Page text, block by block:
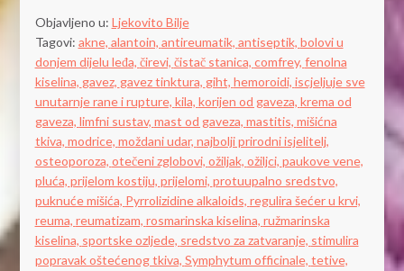
Objavljeno u: Ljekovito Bilje
Tagovi: akne, alantoin, antireumatik, antiseptik, bolovi u
donjem dijelu leđa, čirevi, čistač stanica, comfrey, fenolna
kiselina, gavez, gavez tinktura, giht, hemoroidi, iscjeljuje sve
unutarnje rane i rupture, kila, korijen od gaveza, krema od
gaveza, limfni sustav, mast od gaveza, mastitis, mišićna
tkiva, modrice, moždani udar, najbolji prirodni isjelitelj,
osteoporoza, otečeni zglobovi, ožiljak, ožiljci, paukove vene,
pluća, prijelom kostiju, prijelomi, protuupalno sredstvo,
puknuće mišića, Pyrrolizidine alkaloids, regulira šećer u krvi,
reuma, reumatizam, rosmarinska kiselina, ružmarinska
kiselina, sportske ozljede, sredstvo za zatvaranje, stimulira
popravak oštećenog tkiva, Symphytum officinale, tetive,